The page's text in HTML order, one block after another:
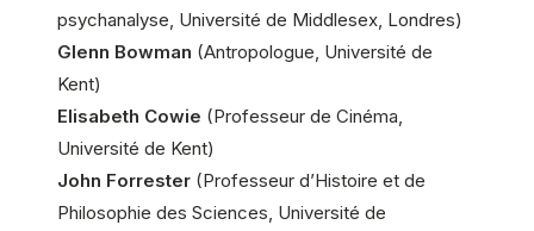
psychanalyse, Université de Middlesex, Londres)
Glenn Bowman (Antropologue, Université de
Kent)
Elisabeth Cowie (Professeur de Cinéma,
Université de Kent)
John Forrester (Professeur d’Histoire et de
Philosophie des Sciences, Université de